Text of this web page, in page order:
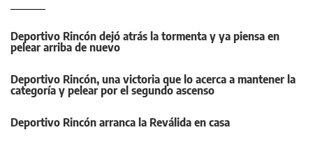
Deportivo Rincón dejó atrás la tormenta y ya piensa en
pelear arriba de nuevo
Deportivo Rincón, una victoria que lo acerca a mantener la
categoría y pelear por el segundo ascenso
Deportivo Rincón arranca la Reválida en casa